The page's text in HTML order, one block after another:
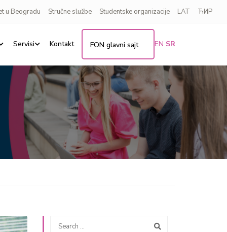
u Beogradu Stručne službe Studentske organizacije LAT ЋИР
Servisi Kontakt FON glavni sajt EN SR